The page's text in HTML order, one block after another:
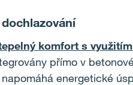
komfort s
přímo v
energetické